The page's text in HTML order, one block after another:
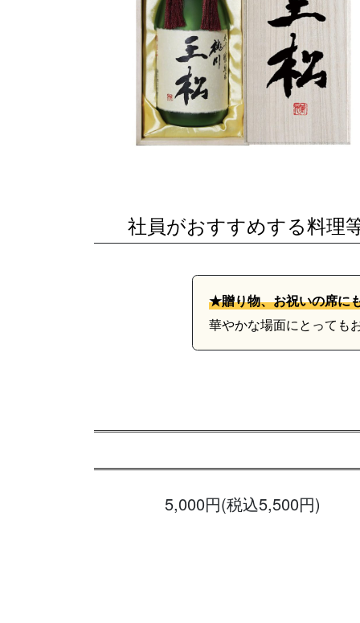
社員がおすすめする料理
★贈り物、お祝いの席に
華やかな場面にとっても
5,000円(税込5,500円)